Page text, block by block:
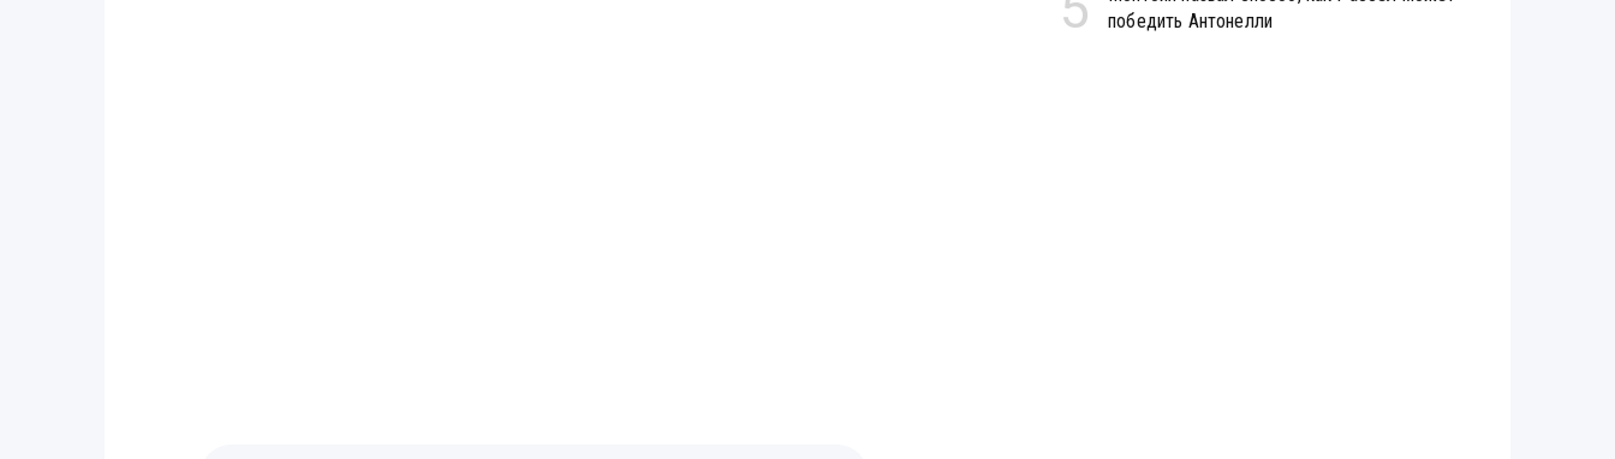
победить Антонелли